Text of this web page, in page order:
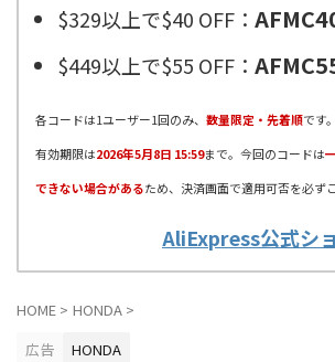
$329以上で$40 OFF：
$449以上で$55 OFF：
各コードは1ユーザー1回のみ、 数量限定・先着順です。
有効期限は2026年5月8日 15:59まで。今回のコードは
できない場合があるため、決済画面で適用可否を必ず
AliExpress公式シ
HOME > HONDA >
広告
HONDA